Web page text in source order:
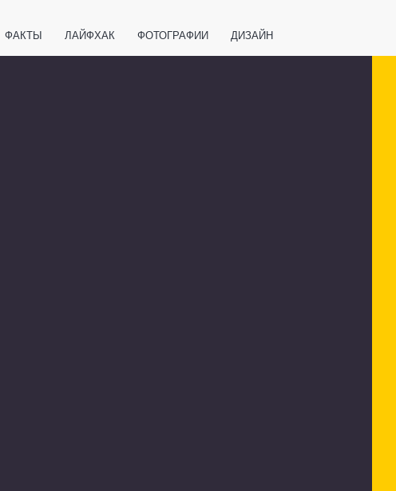
ФАКТЫ ЛАЙФХАК ФОТОГРАФИИ ДИЗАЙН